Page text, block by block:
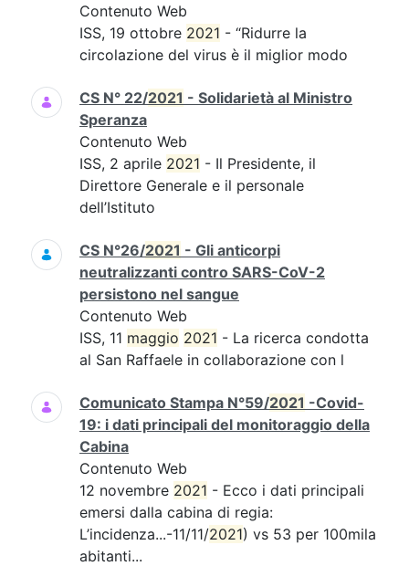
Contenuto Web
ISS, 19 ottobre 2021 - “Ridurre la
circolazione del virus è il miglior modo
CS N° 22/2021 - Solidarietà al Ministro
Speranza
Contenuto Web
ISS, 2 aprile 2021 - Il Presidente, il
Direttore Generale e il personale
dell’Istituto
CS N°26/2021 - Gli anticorpi
neutralizzanti contro SARS-CoV-2
persistono nel sangue
Contenuto Web
ISS, 11 maggio 2021 - La ricerca condotta
al San Raffaele in collaborazione con l
Comunicato Stampa N°59/2021 -Covid-
19: i dati principali del monitoraggio della
Cabina
Contenuto Web
12 novembre 2021 - Ecco i dati principali
emersi dalla cabina di regia:
L’incidenza...-11/11/2021) vs 53 per 100mila
abitanti...